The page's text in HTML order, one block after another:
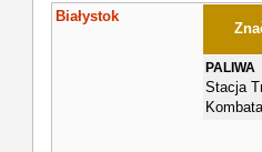
Białystok
PALIWA
Stacja